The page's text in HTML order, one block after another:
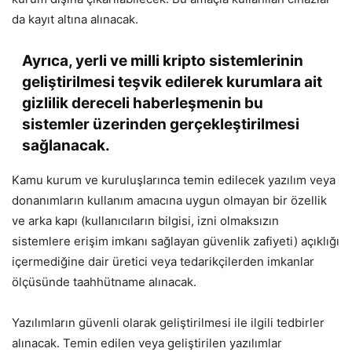
da kayıt altına alınacak.
Ayrıca, yerli ve milli kripto sistemlerinin
geliştirilmesi teşvik edilerek kurumlara ait
gizlilik dereceli haberleşmenin bu
sistemler üzerinden gerçekleştirilmesi
sağlanacak.
Kamu kurum ve kuruluşlarınca temin edilecek yazılım veya
donanımların kullanım amacına uygun olmayan bir özellik
ve arka kapı (kullanıcıların bilgisi, izni olmaksızın
sistemlere erişim imkanı sağlayan güvenlik zafiyeti) açıklığı
içermediğine dair üretici veya tedarikçilerden imkanlar
ölçüsünde taahhütname alınacak.
Yazılımların güvenli olarak geliştirilmesi ile ilgili tedbirler
alınacak. Temin edilen veya geliştirilen yazılımlar